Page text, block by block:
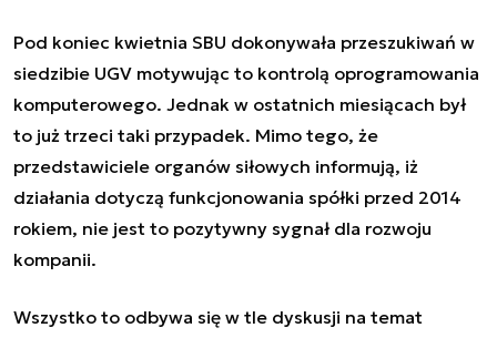
Pod koniec kwietnia SBU dokonywała przeszukiwań w
siedzibie UGV motywując to kontrolą oprogramowania
komputerowego. Jednak w ostatnich miesiącach był
to już trzeci taki przypadek. Mimo tego, że
przedstawiciele organów siłowych informują, iż
działania dotyczą funkcjonowania spółki przed 2014
rokiem, nie jest to pozytywny sygnał dla rozwoju
kompanii.
Wszystko to odbywa się w tle dyskusji na temat